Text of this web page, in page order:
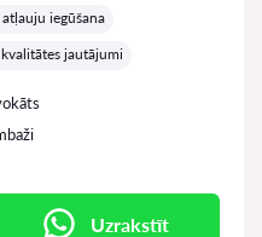
iegūšana
jautājumi
Uzrakstīt